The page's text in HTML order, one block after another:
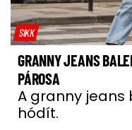
SIKK
GRANNY JEANS
PÁROSA
A granny jeans
hódít.